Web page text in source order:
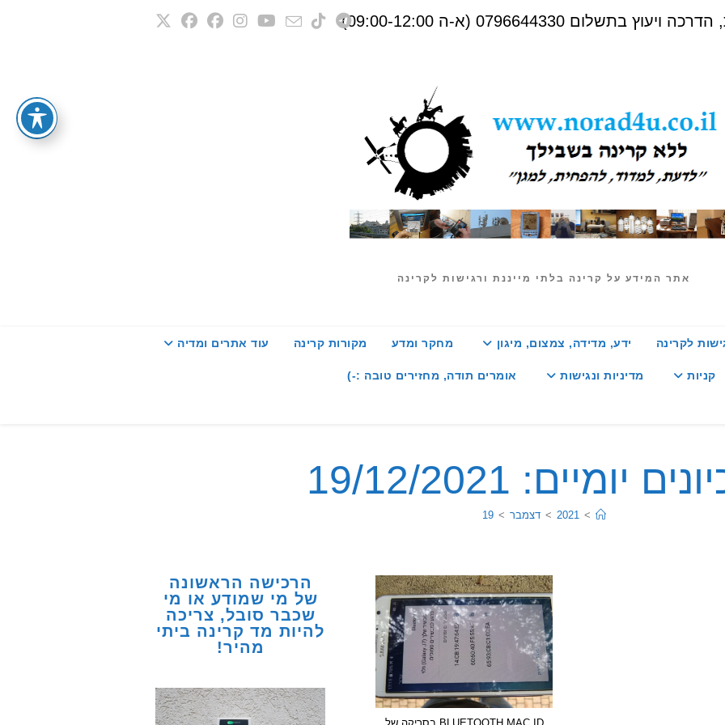
0796644330 (א-ה 09:00-12:00)
אתר המידע על קרינה בלתי מייננת ורגישות לקרינה
לקרינה ידע, מדידה, צמצום, מיגון מחקר ומדע מקורות קרינה עוד אתרים ומדיה
קניות מדיניות ונגישות אומרים תודה, מחזירים טובה :-)
יומיים: 19/12/2021
>
2021
> דצמבר >
19
הרכישה הראשונה
של מי שמודע או מי
שכבר סובל, צריכה
להיות מד קרינה ביתי
מהיר!